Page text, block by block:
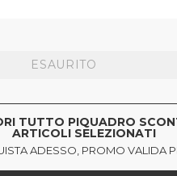
ESAURITO
TUTTO PIQUADRO
ARTICOLI SELEZIONATI
ADESSO, PROMO VALIDA